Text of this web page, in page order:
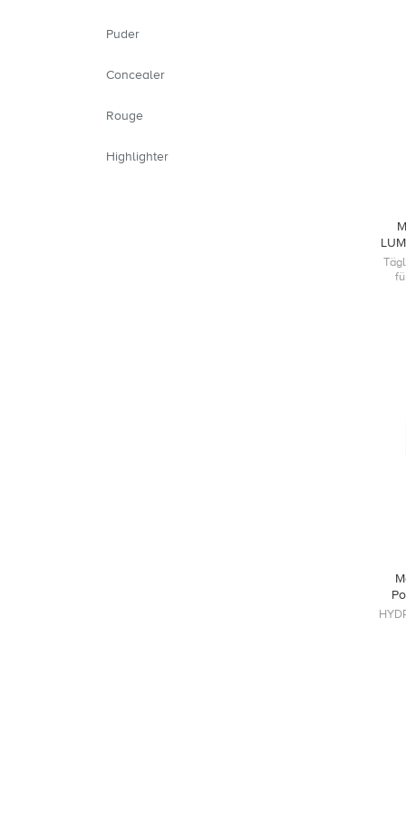
Puder
Concealer
Rouge
Highlighter